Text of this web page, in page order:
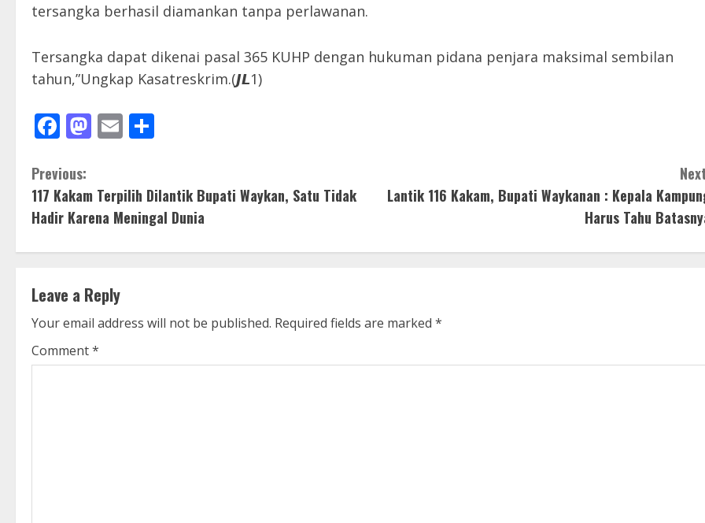
tersangka berhasil diamankan tanpa perlawanan.
Tersangka dapat dikenai pasal 365 KUHP dengan hukuman pidana penjara maksimal sembilan
tahun,”Ungkap Kasatreskrim.(𝙅𝙇1)
Facebook
Mastodon
Email
C
o
n
i
n
u
Previous:
117 Kakam Terpilih Dilantik Bupati Waykan, Satu Tidak
Hadir Karena Meningal Dunia
Lantik 116 Kakam, Bupati Waykanan : Kepala
Harus Tahu
Leave a Reply
Your email address will not be published. Required fields are marked *
Comment*